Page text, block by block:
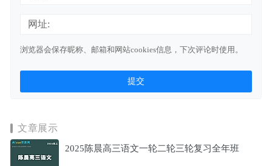
网址:
浏览器会保存昵称、邮箱和网站cookies信息，下次评论时使用。
文章展示
2025陈晨高三语文一轮二轮三轮复习全年班